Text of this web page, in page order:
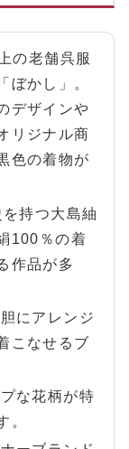
の老舗呉服
ぼかし」。
デザインや
リジナル商
色の着物が
持つ大島紬
100％の着
作品が多
にアレンジ
こなせるブ
な花柄が特
。